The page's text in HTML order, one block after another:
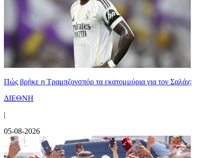
Πώς βρήκε η Τραμπζονσπόρ τα εκατομμύρια για τον Σαλάχ;
ΔΙΕΘΝΗ
|
05-08-2026